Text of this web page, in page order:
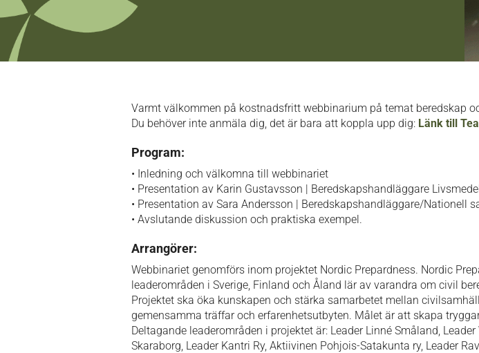
Varmt välkommen på kostnadsfritt webbinarium på temat beredskap
Du behöver inte anmäla dig, det är bara att koppla upp dig: Länk till
Program:
• Inledning och välkomna till webbinariet
• Presentation av Karin Gustavsson | Beredskapshandläggare
• Presentation av Sara Andersson | Beredskapshandläggare/Nationell
• Avslutande diskussion och praktiska exempel.
Arrangörer:
Webbinariet genomförs inom projektet Nordic Prepardness. Nordic
leaderområden i Sverige, Finland och Åland lär av varandra om civil
Projektet ska öka kunskapen och stärka samarbetet mellan
gemensamma träffar och erfarenhetsutbyten. Målet är att skapa
Deltagande leaderområden i projektet är: Leader Linné Småland,
Skaraborg, Leader Kantri Ry, Aktiivinen Pohjois-Satakunta ry, Leader